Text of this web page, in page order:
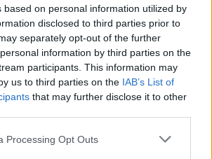
based on personal information utilized by
disclosed to third parties prior to
separately opt-out of the further
information by third parties on the
participants. This information may
us to third parties on the IAB’s List of
that may further disclose it to other
Processing Opt Outs